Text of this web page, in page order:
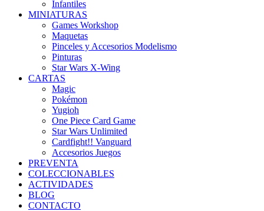
Infantiles
MINIATURAS
Games Workshop
Maquetas
Pinceles y Accesorios Modelismo
Pinturas
Star Wars X-Wing
CARTAS
Magic
Pokémon
Yugioh
One Piece Card Game
Star Wars Unlimited
Cardfight!! Vanguard
Accesorios Juegos
PREVENTA
COLECCIONABLES
ACTIVIDADES
BLOG
CONTACTO